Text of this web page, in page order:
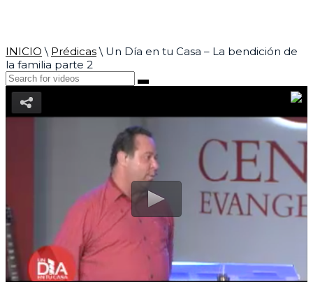
INICIO \ Prédicas\ Un Día en tu Casa – La bendición de
la familia parte 2